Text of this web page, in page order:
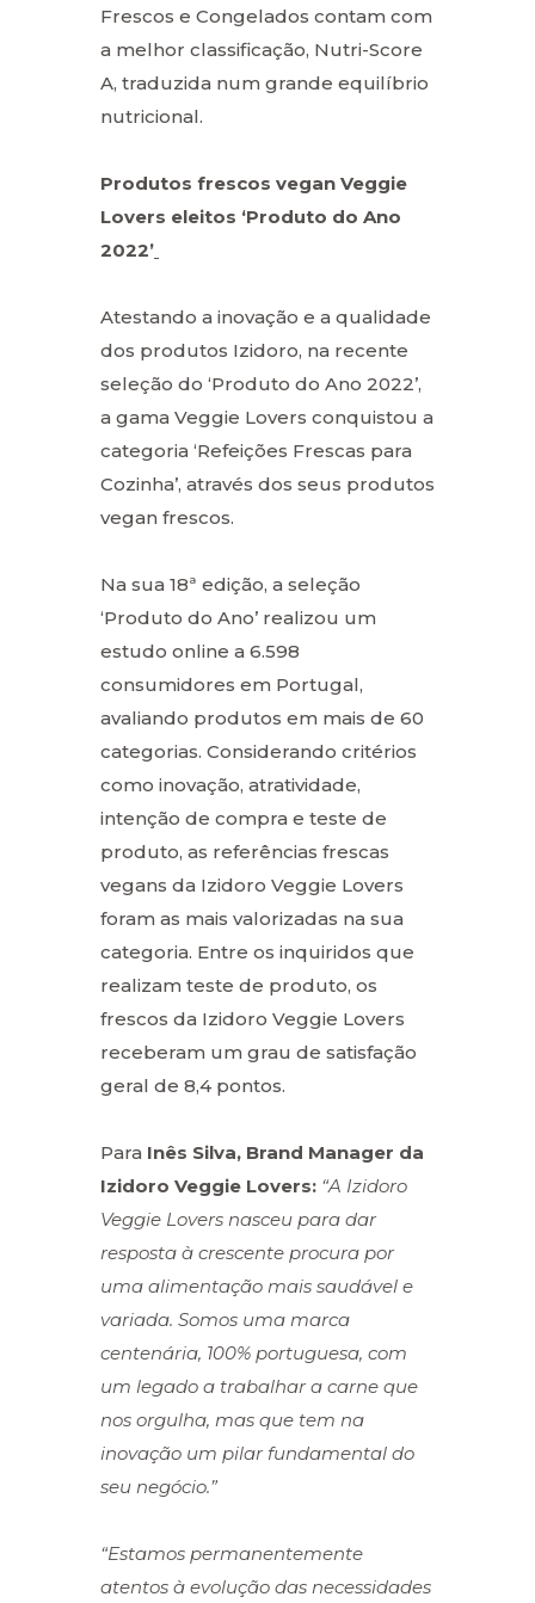
Frescos e Congelados contam com
a melhor classificação, Nutri-Score
A, traduzida num grande equilíbrio
nutricional.
Produtos frescos vegan Veggie
Lovers eleitos ‘Produto do Ano
2022’
Atestando a inovação e a qualidade
dos produtos Izidoro, na recente
seleção do ‘Produto do Ano 2022’,
a gama Veggie Lovers conquistou a
categoria ‘Refeições Frescas para
Cozinha’, através dos seus produtos
vegan frescos.
Na sua 18ª edição, a seleção
‘Produto do Ano’ realizou um
estudo online a 6.598
consumidores em Portugal,
avaliando produtos em mais de 60
categorias. Considerando critérios
como inovação, atratividade,
intenção de compra e teste de
produto, as referências frescas
vegans da Izidoro Veggie Lovers
foram as mais valorizadas na sua
categoria. Entre os inquiridos que
realizam teste de produto, os
frescos da Izidoro Veggie Lovers
receberam um grau de satisfação
geral de 8,4 pontos.
Para Inês Silva, Brand Manager da
Izidoro Veggie Lovers: “A Izidoro
Veggie Lovers nasceu para dar
resposta à crescente procura por
uma alimentação mais saudável e
variada. Somos uma marca
centenária, 100% portuguesa, com
um legado a trabalhar a carne que
nos orgulha, mas que tem na
inovação um pilar fundamental do
seu negócio.”
“Estamos permanentemente
atentos à evolução das necessidades